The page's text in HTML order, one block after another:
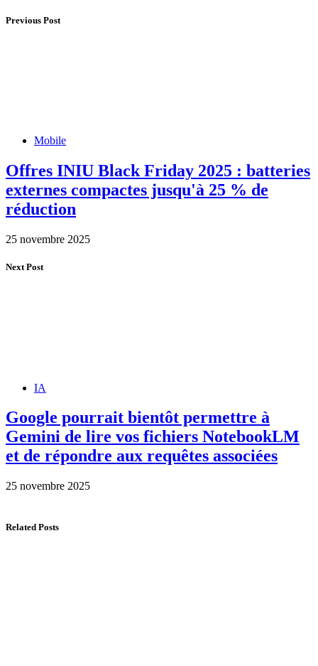
Previous Post
Mobile
Offres INIU Black Friday 2025 : batteries
externes compactes jusqu'à 25 % de
réduction
25 novembre 2025
Next Post
IA
Google pourrait bientôt permettre à
Gemini de lire vos fichiers NotebookLM
et de répondre aux requêtes associées
25 novembre 2025
Related Posts